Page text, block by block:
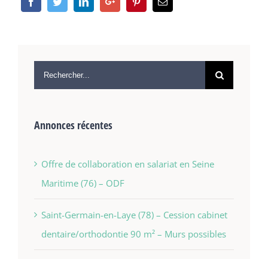
Annonces récentes
Offre de collaboration en salariat en Seine
Maritime (76) – ODF
Saint-Germain-en-Laye (78) – Cession cabinet
dentaire/orthodontie 90 m² – Murs possibles